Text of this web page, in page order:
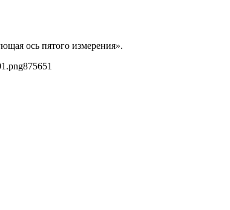
ось пятого измерения».
875651